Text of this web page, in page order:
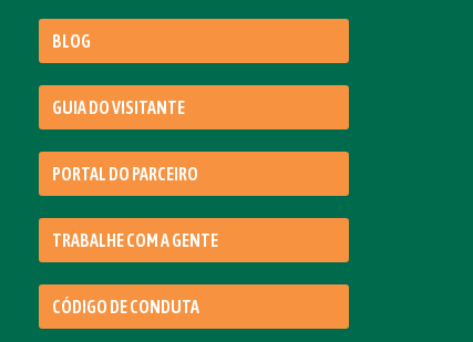
BLOG
GUIA DO VISITANTE
PORTAL DO PARCEIRO
TRABALHE COM A GENTE
CÓDIGO DE CONDUTA